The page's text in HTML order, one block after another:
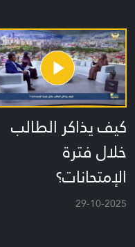
كيف يذاكر الطالب
خلال فترة
الإمتحانات؟
29-10-2025